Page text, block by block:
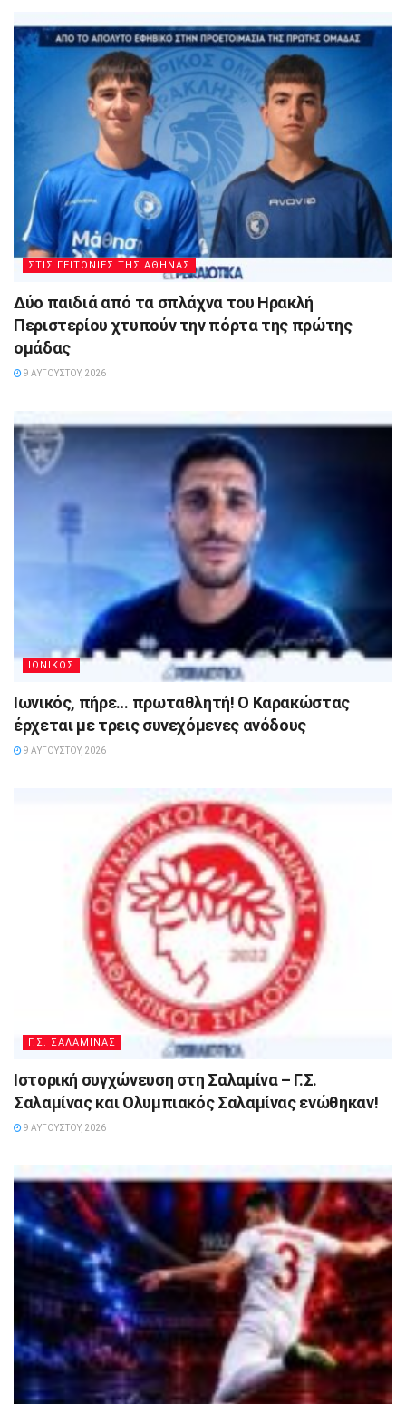
ΣΤΙΣ ΓΕΙΤΟΝΙΕΣ ΤΗΣ ΑΘΗΝΑΣ
Δύο παιδιά από τα σπλάχνα του Ηρακλή
Περιστερίου χτυπούν την πόρτα της πρώτης
ομάδας
9 ΑΥΓΟΎΣΤΟΥ, 2026
ΙΩΝΙΚΟΣ
Ιωνικός, πήρε… πρωταθλητή! Ο Καρακώστας
έρχεται με τρεις συνεχόμενες ανόδους
9 ΑΥΓΟΎΣΤΟΥ, 2026
Γ.Σ. ΣΑΛΑΜΙΝΑΣ
Ιστορική συγχώνευση στη Σαλαμίνα – Γ.Σ.
Σαλαμίνας και Ολυμπιακός Σαλαμίνας ενώθηκαν!
9 ΑΥΓΟΎΣΤΟΥ, 2026